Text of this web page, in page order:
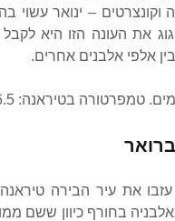
וקונצרטים – ינואר
את העונה הזו היא
בחורף כיוון ששם